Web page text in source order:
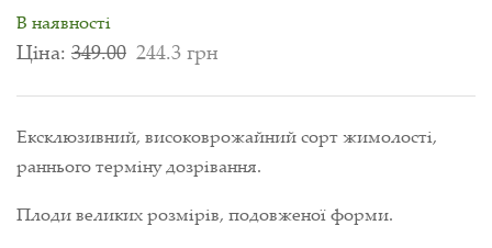
В наявності
Ціна: 349.00 244.3 грн
Ексклюзивний, високоврожайний сорт жимолості,
раннього терміну дозрівання.
Плоди великих розмірів, подовженої форми.